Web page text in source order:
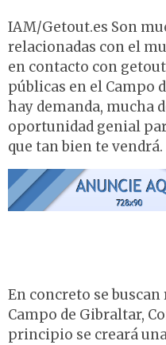
IAM/Getout.es Son
relacionadas con el
en contacto con
públicas en el Campo
hay demanda, mucha
oportunidad genial
que tan bien te vendrá.
En concreto se
Campo de Gibraltar,
principio se creará